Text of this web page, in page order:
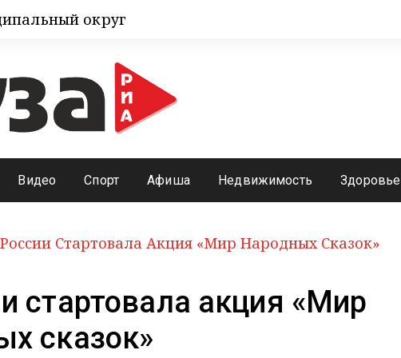
округ
Видео Спорт Афиша Недвижимость Здоровье
Стартовала Акция «Мир Народных Сказок»
стартовала акция «Мир
сказок»